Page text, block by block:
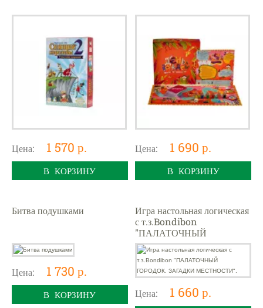
Цена: 1 570 р.
В КОРЗИНУ
Цена: 1 690 р.
В КОРЗИНУ
Битва подушками
Цена: 1 730 р.
В КОРЗИНУ
Игра настольная логическая
с т.з.Bondibon
"ПАЛАТОЧНЫЙ
ГОРОДОК. ЗАГАДКИ
МЕСТНОСТИ".
Цена: 1 660 р.